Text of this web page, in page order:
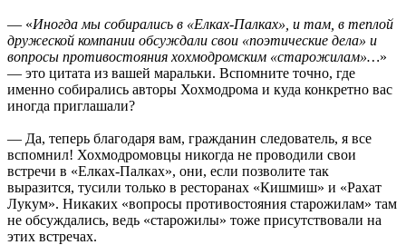
— «Иногда мы собирались в «Елках-Палках», и там, в теплой
дружеской компании обсуждали свои «поэтические дела» и
вопросы противостояния хохмодромским «старожилам»…»
— это цитата из вашей маральки. Вспомните точно, где
именно собирались авторы Хохмодрома и куда конкретно вас
иногда приглашали?
— Да, теперь благодаря вам, гражданин следователь, я все
вспомнил! Хохмодромовцы никогда не проводили свои
встречи в «Елках-Палках», они, если позволите так
выразится, тусили только в ресторанах «Кишмиш» и «Рахат
Лукум». Никаких «вопросы противостояния старожилам» там
не обсуждались, ведь «старожилы» тоже присутствовали на
этих встречах.